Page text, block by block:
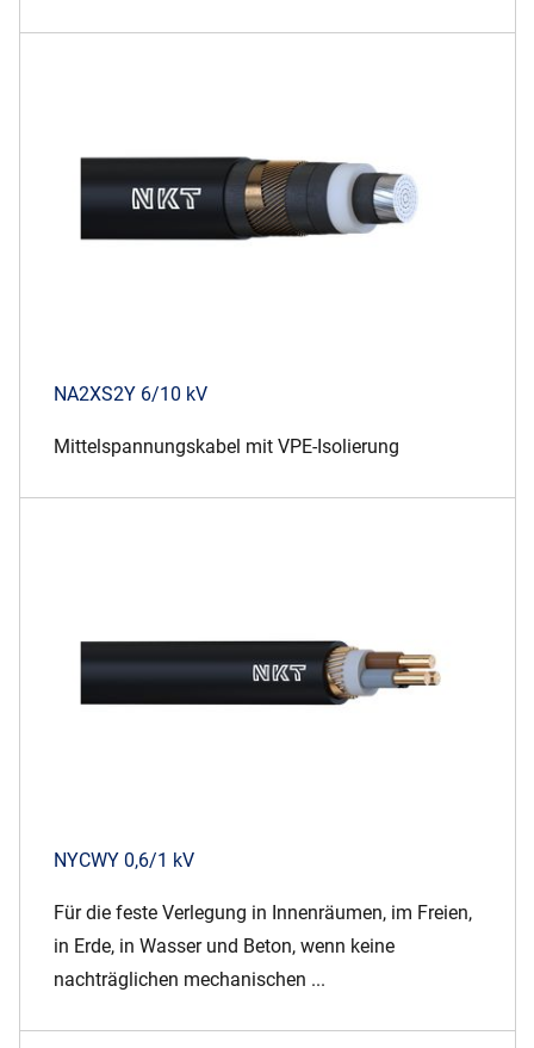
NA2XS2Y 6/10 kV
Mittelspannungskabel mit VPE-Isolierung
NYCWY 0,6/1 kV
Für die feste Verlegung in Innenräumen, im Freien,
in Erde, in Wasser und Beton, wenn keine
nachträglichen mechanischen ...